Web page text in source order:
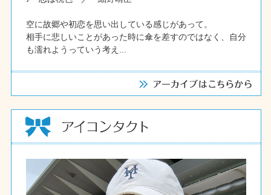
空に故郷や初恋を思い出している感じがあって。
相手に悲しいことがあった時に傘を差すのではなく、自分
も濡れようっていう考え...